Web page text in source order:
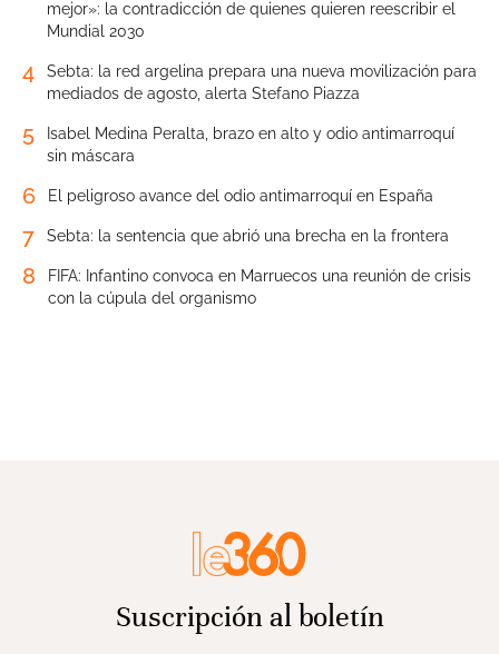
mejor»: la contradicción de quienes quieren reescribir el
Mundial 2030
4
Sebta: la red argelina prepara una nueva movilización para
mediados de agosto, alerta Stefano Piazza
5
Isabel Medina Peralta, brazo en alto y odio antimarroquí
sin máscara
6 El peligroso avance del odio antimarroquí en España
7 Sebta: la sentencia que abrió una brecha en la frontera
8
FIFA: Infantino convoca en Marruecos una reunión de crisis
con la cúpula del organismo
Suscripción al boletín